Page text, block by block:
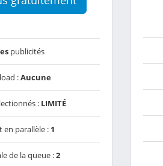
publicités
:Aucune
: LIMITÉ
en parallèle : 1
de la queue :2